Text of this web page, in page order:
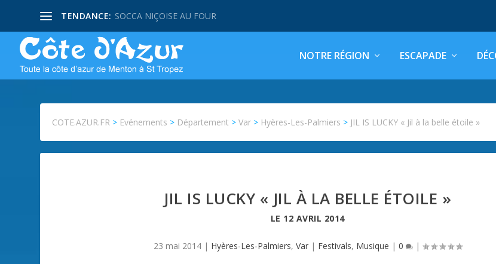
TENDANCE: SOCCA NIÇOISE AU FOUR
NOTRE RÉGION ESCAPADE
COTE.AZUR.FR > Evénements > Département >Var > Hyères-Les-Palmiers > JIL IS LUCKY « Jil à la belle étoile »
JIL IS LUCKY « JIL À LA BELLE ÉTOILE »
LE 12 AVRIL 2014
23 mai 2014| Hyères-Les-Palmiers, Var| Festivals, Musique | 0 |